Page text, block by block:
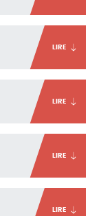
LIRE
LIRE
LIRE
LIRE